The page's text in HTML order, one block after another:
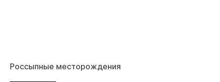
Россыпные месторождения